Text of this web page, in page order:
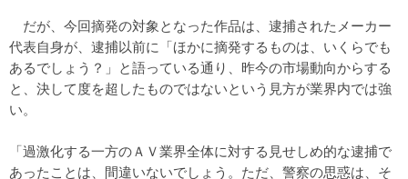
だが、今回摘発の対象となった作品は、逮捕されたメーカー
代表自身が、逮捕以前に「ほかに摘発するものは、いくらでも
あるでしょう？」と語っている通り、昨今の市場動向からする
と、決して度を超したものではないという見方が業界内では強
い。
「過激化する一方のＡＶ業界全体に対する見せしめ的な逮捕で
あったことは、間違いないでしょう。ただ、警察の思惑は、そ